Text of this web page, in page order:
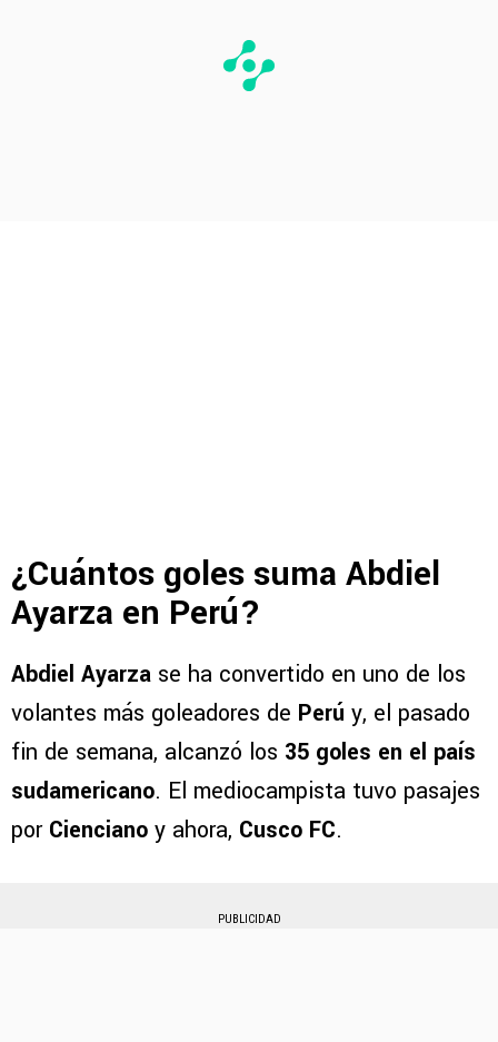
¿Cuántos goles suma Abdiel
Ayarza en Perú?
Abdiel Ayarza se ha convertido en uno de los
volantes más goleadores de Perú y, el pasado
fin de semana, alcanzó los 35 goles en el país
sudamericano. El mediocampista tuvo pasajes
por Cienciano y ahora, Cusco FC.
PUBLICIDAD